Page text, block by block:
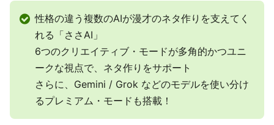
性格の違う複数のAIが漫才のネタ作りを支えてく
れる「ささAI」
6つのクリエイティブ・モードが多角的かつユニ
ークな視点で、ネタ作りをサポート
さらに、Gemini / Grok などのモデルを使い分け
るプレミアム・モードも搭載！